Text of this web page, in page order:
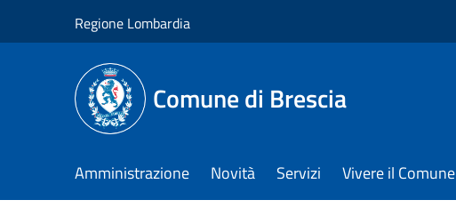
Regione Lombardia
Comune di Brescia
Amministrazione Novità Servizi Vivere il Comune